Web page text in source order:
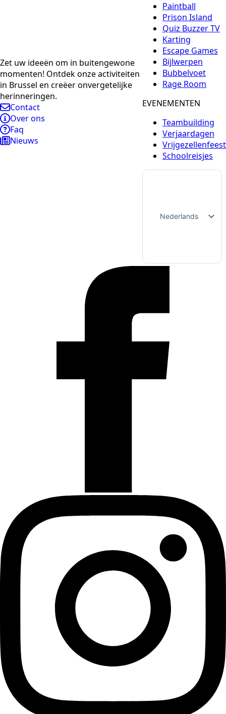
Zet uw ideeën om in buitengewone
momenten! Ontdek onze activiteiten
in Brussel en creëer onvergetelijke
herinneringen.
Contact
Over ons
Faq
Nieuws
Paintball
Prison Island
Quiz Buzzer TV
Karting
Escape Games
Bijlwerpen
Bubbelvoet
Rage Room
EVENEMENTEN
Teambuilding
Verjaardagen
Vrijgezellenfeest
Schoolreisjes
Nederlands
Français